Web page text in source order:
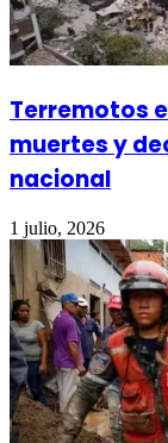
Terremotos
muertes y
nacional
1 julio, 2026